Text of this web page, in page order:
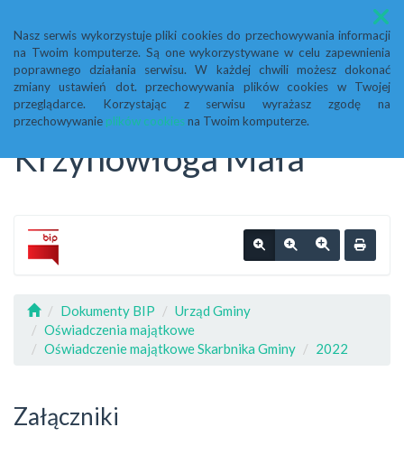
Nasz serwis wykorzystuje pliki cookies do przechowywania informacji
na Twoim komputerze. Są one wykorzystywane w celu zapewnienia
poprawnego działania serwisu. W każdej chwili możesz dokonać
zmiany ustawień dot. przechowywania plików cookies w Twojej
przeglądarce. Korzystając z serwisu wyrażasz zgodę na
przechowywanie plików cookiesna Twoim komputerze.
Menu
Biuletyn Informacji
Publicznej Urząd Gminy
Krzynowłoga Mała
Dokumenty BIP
Urząd Gminy
Oświadczenia majątkowe
Oświadczenie majątkowe Skarbnika Gminy
2022
Załączniki